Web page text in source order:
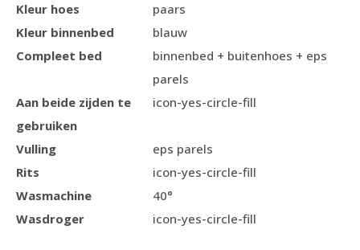
Kleur hoes
paars
Kleur binnenbed
blauw
Compleet bed
binnenbed + buitenhoes + eps
parels
Aan beide zijden te
gebruiken
icon-yes-circle-fill
Vulling
eps parels
Rits
icon-yes-circle-fill
Wasmachine
40°
Wasdroger
icon-yes-circle-fill